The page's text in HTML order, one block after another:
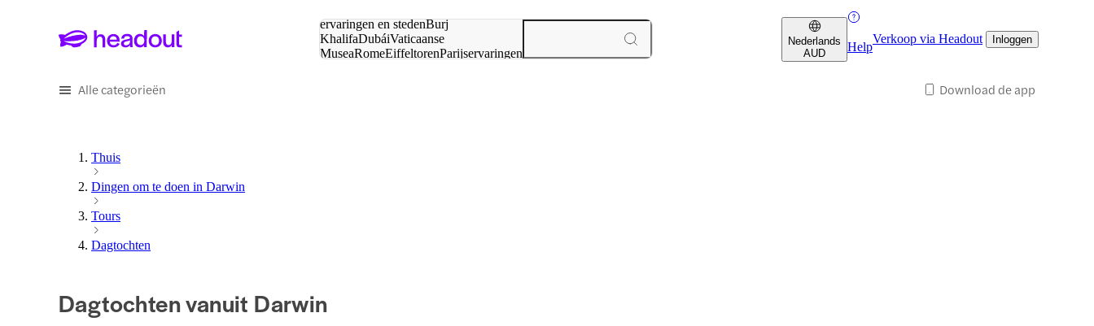
ervaringen en stedenBurj
KhalifaDubáiVaticaanse
MuseaRomeEiffeltorenParijservaringen
Nederlands
AUD
Help
Verkoop via Headout Inloggen
Alle categorieën Download de app
Thuis
Dingen om te doen in Darwin
Tours
Dagtochten
Dagtochten vanuit Darwin